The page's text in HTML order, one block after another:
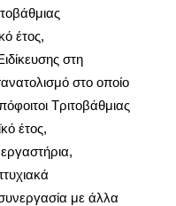
έτος,
στη
στο οποίο
Τριτοβάθμιας
έτος,
εργαστήρια,
με άλλα